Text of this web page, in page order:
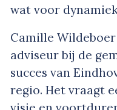
wat voor
Camille
adviseur bij de
succes van
regio. Het vraagt